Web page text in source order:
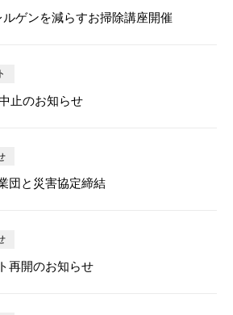
ゲンを減らすお掃除講座開催
止のお知らせ
団と災害協定締結
再開のお知らせ